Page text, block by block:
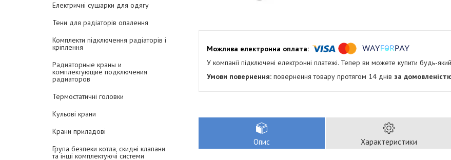
Електричні сушарки для одягу
Тени для радіаторів опалення
Комплекти підключення радіаторів і
кріплення
Радиаторные краны и
комплектующие подключения
радиаторов
Термостатичні головки
Кульові крани
Крани приладові
Група безпеки котла, скидні клапани
та інші комплектуючі системи
У компанії підключені електронні платежі. Тепер ви можете купити будь-
повернення товару протягом 14 днів за
Опис Характеристики